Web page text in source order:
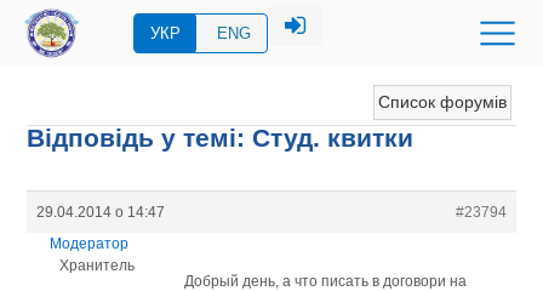
УКР ENG
Список форумів
Відповідь у темі: Студ. квитки
29.04.2014 о 14:47
#23794
Модератор
Хранитель
Добрый день, а что писать в договори на